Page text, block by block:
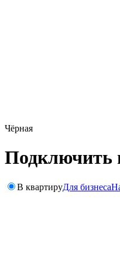
Чёрная
Подключить
В квартируДля бизнеса